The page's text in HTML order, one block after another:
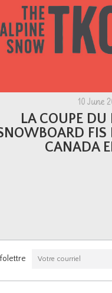
10 June
LA COUPE
FIS
CANADA